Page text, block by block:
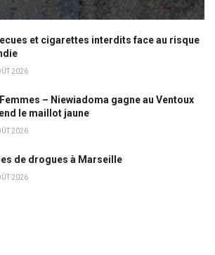
et cigarettes interdits face au risque
2026
– Niewiadoma gagne au Ventoux
le maillot jaune
2026
de drogues à Marseille
2026